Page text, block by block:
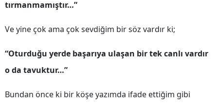
Hakkari
Isparta
tırmanmamıştır…”
Ve yine çok ama çok sevdiğim bir söz vardır ki;
“Oturduğu yerde başarıya ulaşan bir tek canlı vardır
o da tavuktur…”
Bundan önce ki bir köşe yazımda ifade ettiğim gibi